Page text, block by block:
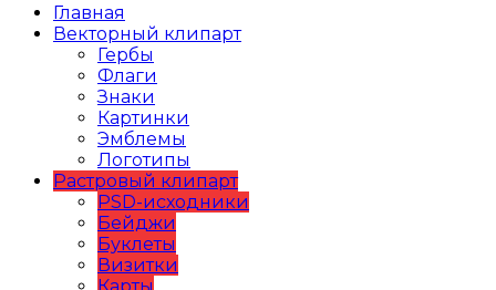
Главная
Векторный клипарт
Гербы
Флаги
Знаки
Картинки
Эмблемы
Логотипы
Растровый клипарт
PSD-исходники
Бейджи
Буклеты
Визитки